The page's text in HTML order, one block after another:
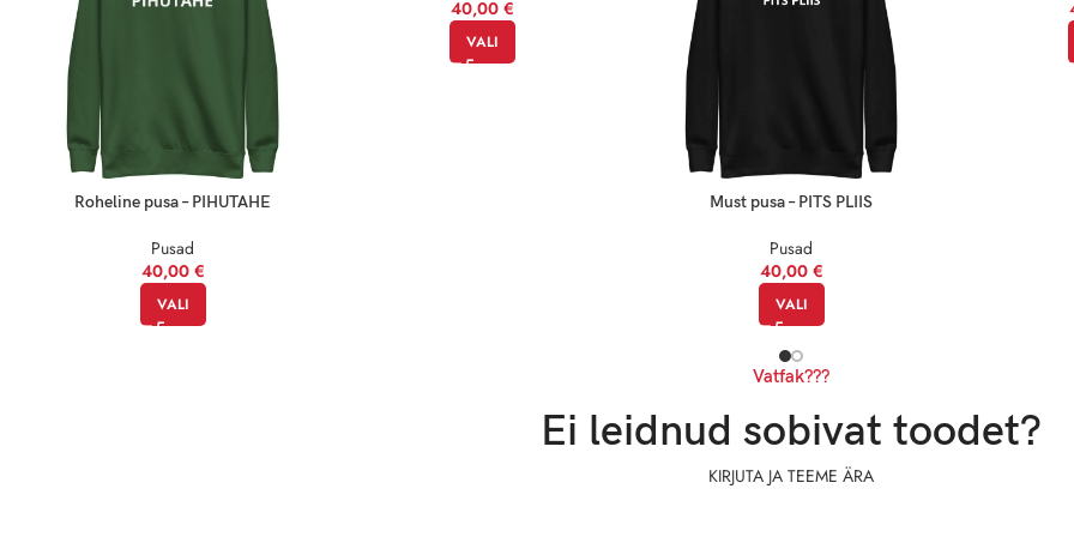
Roheline pusa – PIHUTAHE
Pusad
40,00 €
VALI
40,00 €
VALI
Must pusa – PITS PLIIS
Pusad
40,00 €
VALI
Vatfak???
Ei leidnud sobivat toodet?
KIRJUTA JA TEEME ÄRA